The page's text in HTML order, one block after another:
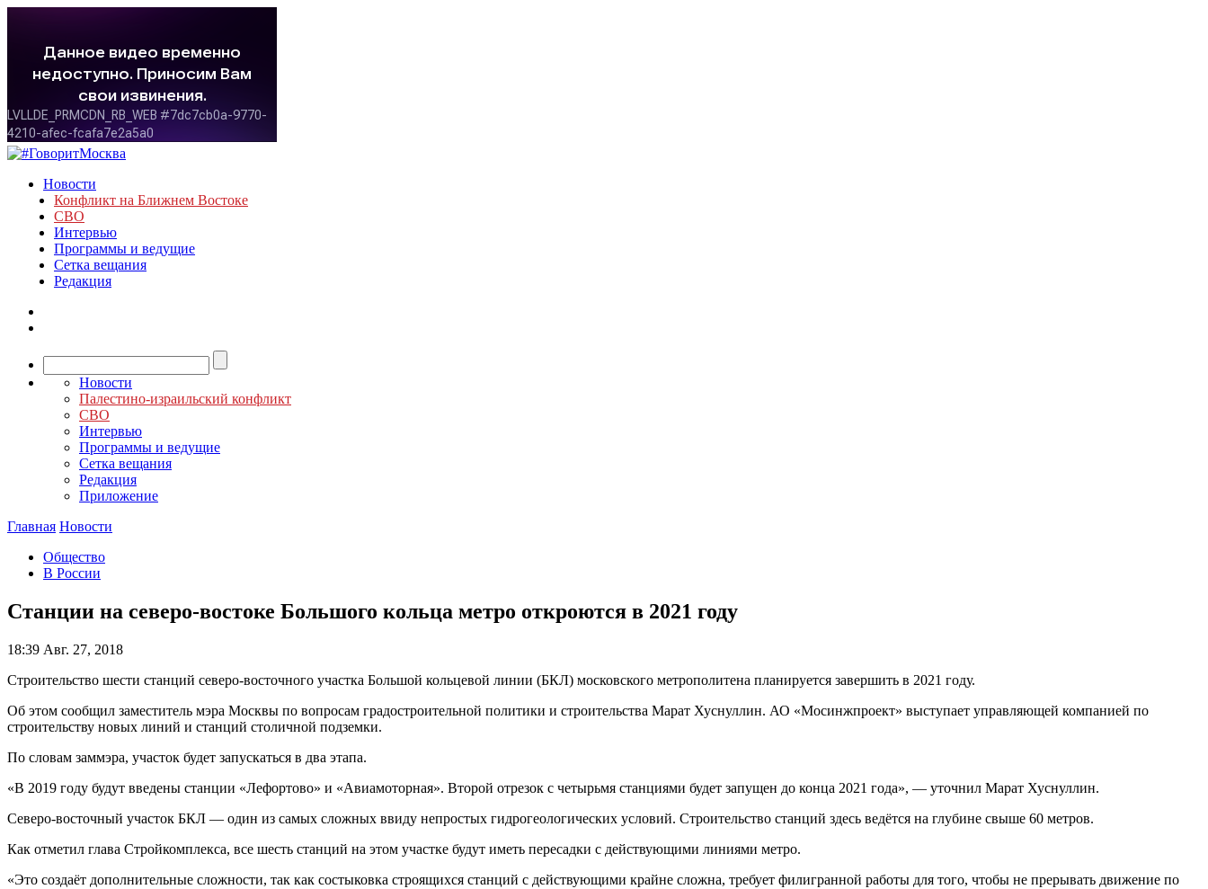
Новости
Конфликт на Ближнем Востоке
СВО
Интервью
Программы и ведущие
Сетка вещания
Редакция
Новости
Палестино-израильский конфликт
СВО
Интервью
Программы и ведущие
Сетка вещания
Редакция
Приложение
Главная Новости
Общество
В России
Станции на северо-востоке Большого кольца метро откроются в 2021 году
18:39 Авг. 27, 2018
Строительство шести станций северо-восточного участка Большой кольцевой линии (БКЛ) московского метрополитена планируется завершить в 2021 году.
Об этом сообщил заместитель мэра Москвы по вопросам градостроительной политики и строительства Марат Хуснуллин. АО «Мосинжпроект» выступает управляющей компанией по
строительству новых линий и станций столичной подземки.
По словам заммэра, участок будет запускаться в два этапа.
«В 2019 году будут введены станции «Лефортово» и «Авиамоторная». Второй отрезок с четырьмя станциями будет запущен до конца 2021 года», — уточнил Марат Хуснуллин.
Северо-восточный участок БКЛ — один из самых сложных ввиду непростых гидрогеологических условий. Строительство станций здесь ведётся на глубине свыше 60 метров.
Как отметил глава Стройкомплекса, все шесть станций на этом участке будут иметь пересадки с действующими линиями метро.
«Это создаёт дополнительные сложности, так как состыковка строящихся станций с действующими крайне сложна, требует филигранной работы для того, чтобы не прерывать движение по